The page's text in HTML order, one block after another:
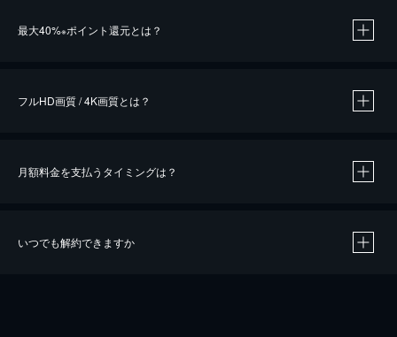
最大40%※ポイント還元とは？
※40％ポイント還元の対象は、クレジットカード決済による作品の購入 / レンタルです。
iOSアプリのUコイン決済による作品の購入 / レンタルは、20％のポイント還元です。
フルHD画質 / 4K画質とは？
月額料金を支払うタイミングは？
いつでも解約できますか